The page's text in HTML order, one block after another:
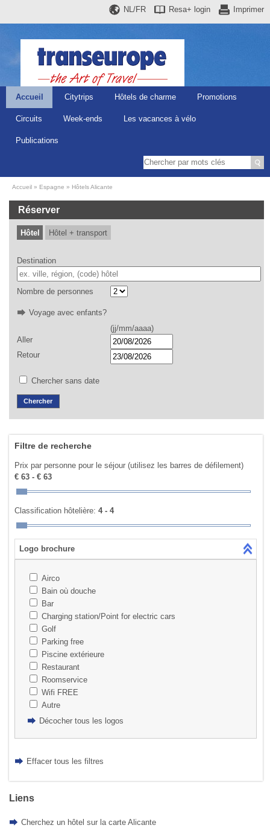
Imprimer
Resa+ login
NL/FR
Accueil Citytrips Hôtels de charme Promotions
Circuits Week-ends Les vacances à vélo
Publications
Accueil Espagne Hôtels Alicante
Réserver
Hôtel Hôtel + transport
Destination
Nombre de personnes
Voyage avec enfants?
(jj/mm/aaaa)
Aller
Retour
Chercher sans date
Filtre de recherche
Prix par personne pour le séjour (utilisez les barres de défilement)
€ 63 - € 63
Classification hôtelière:4 - 4
Logo brochure
Airco
Bain où douche
Bar
Charging station/Point for electric cars
Golf
Parking free
Piscine extérieure
Restaurant
Roomservice
Wifi FREE
Autre
Décocher tous les logos
Effacer tous les filtres
Liens
Cherchez un hôtel sur la carte Alicante